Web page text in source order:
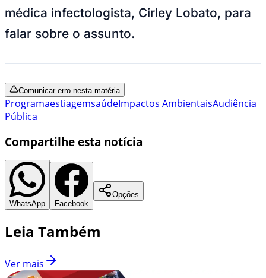
médica infectologista, Cirley Lobato, para
falar sobre o assunto.
Comunicar erro nesta matéria
ProgramaestiagemsaúdeImpactos AmbientaisAudiência
Pública
Compartilhe esta notícia
WhatsApp Facebook
Opções
Leia Também
Ver mais